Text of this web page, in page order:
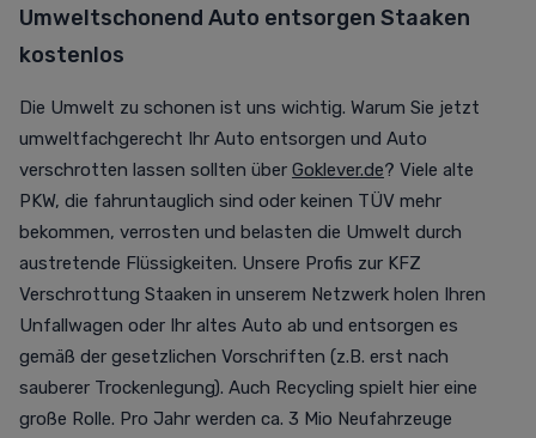
Umweltschonend Auto entsorgen Staaken
kostenlos
Die Umwelt zu schonen ist uns wichtig. Warum Sie jetzt
umweltfachgerecht Ihr Auto entsorgen und Auto
verschrotten lassen sollten über Goklever.de? Viele alte
PKW, die fahruntauglich sind oder keinen TÜV mehr
bekommen, verrosten und belasten die Umwelt durch
austretende Flüssigkeiten. Unsere Profis zur KFZ
Verschrottung Staaken in unserem Netzwerk holen Ihren
Unfallwagen oder Ihr altes Auto ab und entsorgen es
gemäß der gesetzlichen Vorschriften (z.B. erst nach
sauberer Trockenlegung). Auch Recycling spielt hier eine
große Rolle. Pro Jahr werden ca. 3 Mio Neufahrzeuge